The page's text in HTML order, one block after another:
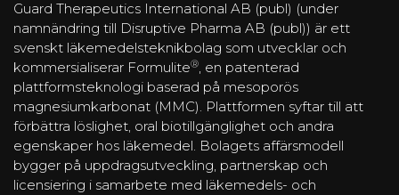
Guard Therapeutics International AB (publ) (under
namnändring till Disruptive Pharma AB (publ)) är ett
svenskt läkemedelsteknikbolag som utvecklar och
kommersialiserar Formulite®, en patenterad
plattformsteknologi baserad på mesoporös
magnesiumkarbonat (MMC). Plattformen syftar till att
förbättra löslighet, oral biotillgänglighet och andra
egenskaper hos läkemedel. Bolagets affärsmodell
bygger på uppdragsutveckling, partnerskap och
licensiering i samarbete med läkemedels- och